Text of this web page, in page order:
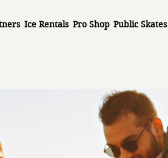
Ice Rentals Pro Shop Public Skates